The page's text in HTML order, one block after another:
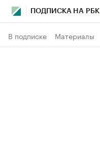
ПОДПИСКА НА РБК
В подписке Материалы